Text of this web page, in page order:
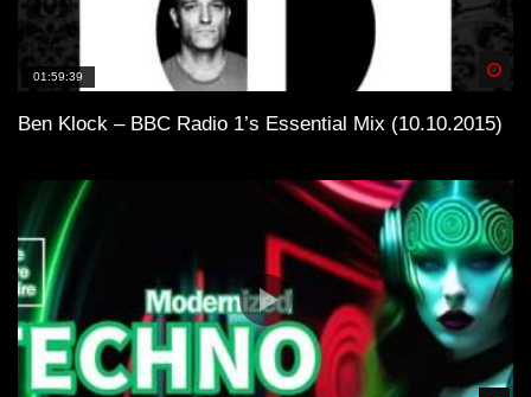
01:59:39
Ben Klock – BBC Radio 1’s Essential Mix (10.10.2015)